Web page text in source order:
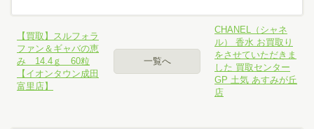
【買取】スルフォラ
ファン＆ギャバの恵
み 14.4ｇ 60粒
【イオンタウン成田
富里店】
一覧へ
CHANEL（シャネ
ル） 香水 お買取り
をさせていただきま
した 買取センター
GP 土気 あすみが丘
店